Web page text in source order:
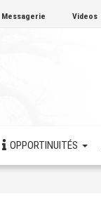
Messagerie Videos
OPPORTINUITÉS